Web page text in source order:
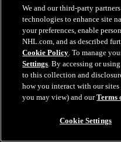
0:43
Hertl met fin à une
VGK@ANA: Hertl met fin à
We and our third-party
technologies to enhance site
your preferences, enable
NHL.com, and as described
Cookie Policy. To manage
Settings. By accessing or
to this collection and
how you interact with our
you may view) and ourTerms
Cookie Settings